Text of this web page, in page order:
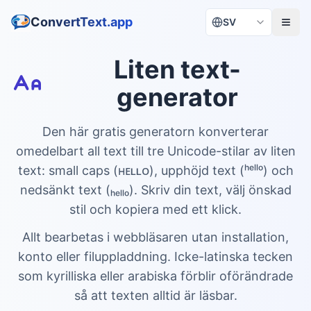
ConvertText.app SV
Liten text-
generator
Den här gratis generatorn konverterar
omedelbart all text till tre Unicode-stilar av liten
text: small caps (ʜᴇʟʟᴏ), upphöjd text (ʰᵉˡˡᵒ) och
nedsänkt text (ₕₑₗₗₒ). Skriv din text, välj önskad
stil och kopiera med ett klick.
Allt bearbetas i webbläsaren utan installation,
konto eller filuppladdning. Icke-latinska tecken
som kyrilliska eller arabiska förblir oförändrade
så att texten alltid är läsbar.